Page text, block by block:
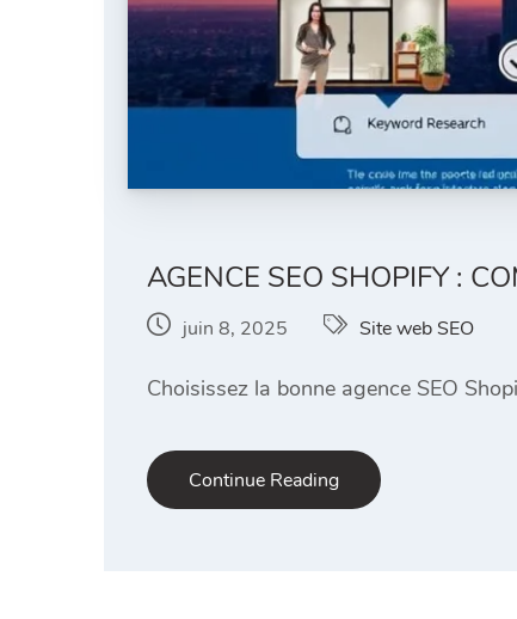
AGENCE SEO SHOPIFY :
juin 8, 2025 Site web SEO
Choisissez la bonne agence SEO
Continue Reading